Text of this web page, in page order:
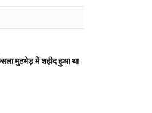
मुठभेड़ में शहीद हुआ था